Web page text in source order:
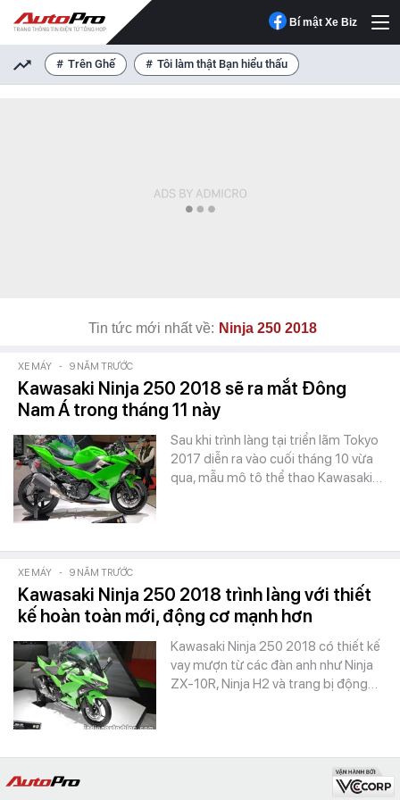
Bí mật Xe Biz
Trên Ghế Tôi làm thật Bạn hiểu thấu
Tin tức mới nhất về: Ninja 250 2018
XE MÁY - 9 NĂM TRƯỚC
Kawasaki Ninja 250 2018 sẽ ra mắt Đông
Nam Á trong tháng 11 này
Sau khi trình làng tại triển lãm Tokyo
2017 diễn ra vào cuối tháng 10 vừa
qua, mẫu mô tô thể thao Kawasaki…
XE MÁY - 9 NĂM TRƯỚC
Kawasaki Ninja 250 2018 trình làng với thiết
kế hoàn toàn mới, động cơ mạnh hơn
Kawasaki Ninja 250 2018 có thiết kế
vay mượn từ các đàn anh như Ninja
ZX-10R, Ninja H2 và trang bị động…